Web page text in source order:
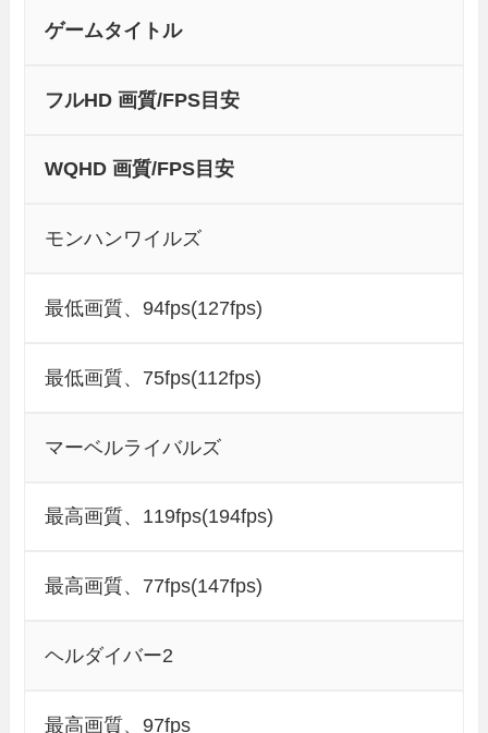
ゲームタイトル
フルHD 画質/FPS目安
WQHD 画質/FPS目安
モンハンワイルズ
最低画質、94fps(127fps)
最低画質、75fps(112fps)
マーベルライバルズ
最高画質、119fps(194fps)
最高画質、77fps(147fps)
ヘルダイバー2
最高画質、97fps